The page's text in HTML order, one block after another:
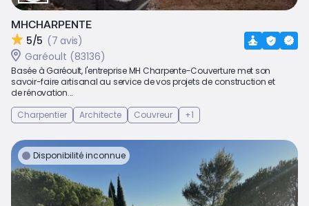
MHCHARPENTE
5/5 (7 avis)
Garéoult (83136)
Basée à Garéoult, l'entreprise MH Charpente-Couverture met son
savoir-faire artisanal au service de vos projets de construction et
de rénovation...
Charpentier
Architecte Couvreur +1
Disponibilité inconnue